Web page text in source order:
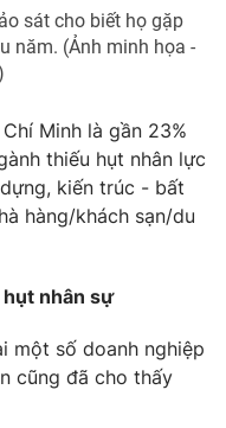
Việt
mình bằng AI
sát cho biết họ gặp
năm. (Ảnh minh họa -
Minh là gần 23%
thiếu hụt nhân lực
kiến trúc - bất
hàng/khách sạn/du
nhân sự
một số doanh nghiệp
cũng đã cho thấy